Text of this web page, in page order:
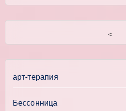
<
арт-терапия
Бессонница